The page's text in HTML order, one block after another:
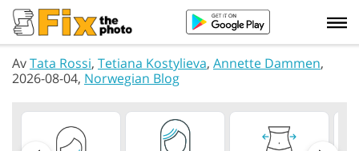
AvTata Rossi, Tetiana Kostylieva, Annette Dammen,
2026-08-04, Norwegian Blog